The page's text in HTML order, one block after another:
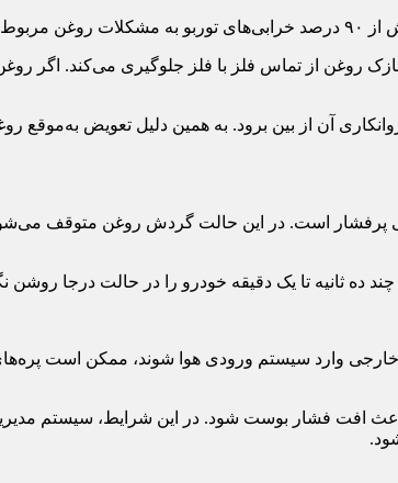
روغن از تماس فلز با فلز جلوگیری می‌کند. اگر
آن از بین برود. به همین دلیل تعویض به‌موقع
پرفشار است. در این حالت گردش روغن متوقف
ثانیه تا یک دقیقه خودرو را در حالت درجا روشن
وارد سیستم ورودی هوا شوند، ممکن است
افت فشار بوست شود. در این شرایط، سیستم